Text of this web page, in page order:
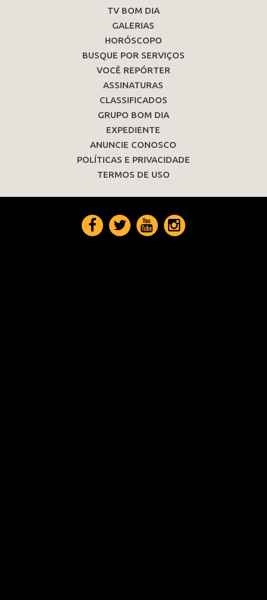
TV BOM DIA
GALERIAS
HORÓSCOPO
BUSQUE POR SERVIÇOS
VOCÊ REPÓRTER
ASSINATURAS
CLASSIFICADOS
GRUPO BOM DIA
EXPEDIENTE
ANUNCIE CONOSCO
POLÍTICAS E PRIVACIDADE
TERMOS DE USO